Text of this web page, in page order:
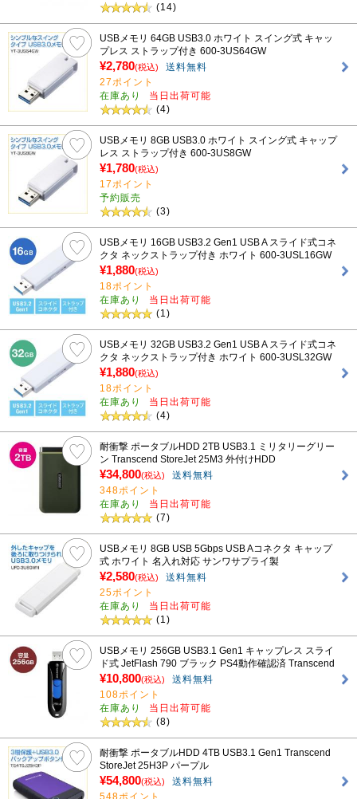
(14)
USBメモリ 64GB USB3.0 ホワイト スイング式 キャッ
プレス ストラップ付き 600-3US64GW
¥2,780(税込)
送料無料
27ポイント
在庫あり
当日出荷可能
(4)
USBメモリ 8GB USB3.0 ホワイト スイング式 キャップ
レス ストラップ付き 600-3US8GW
¥1,780(税込)
17ポイント
予約販売
(3)
USBメモリ 16GB USB3.2 Gen1 USB A スライド式コネ
クタ ネックストラップ付き ホワイト 600-3USL16GW
¥1,880(税込)
18ポイント
在庫あり
当日出荷可能
(1)
USBメモリ 32GB USB3.2 Gen1 USB A スライド式コネ
クタ ネックストラップ付き ホワイト 600-3USL32GW
¥1,880(税込)
18ポイント
在庫あり
当日出荷可能
(4)
耐衝撃 ポータブルHDD 2TB USB3.1 ミリタリーグリー
ン Transcend StoreJet 25M3 外付けHDD
¥34,800(税込)
送料無料
348ポイント
在庫あり
当日出荷可能
(7)
USBメモリ 8GB USB 5Gbps USB Aコネクタ キャップ
式 ホワイト 名入れ対応 サンワサプライ製
¥2,580(税込)
送料無料
25ポイント
在庫あり
当日出荷可能
(1)
USBメモリ 256GB USB3.1 Gen1 キャップレス スライ
ド式 JetFlash 790 ブラック PS4動作確認済 Transcend
¥10,800(税込)
送料無料
108ポイント
在庫あり
当日出荷可能
(8)
耐衝撃 ポータブルHDD 4TB USB3.1 Gen1 Transcend
StoreJet 25H3P パープル
¥54,800(税込)
送料無料
548ポイント